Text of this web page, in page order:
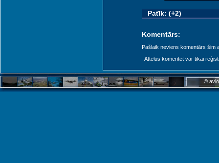
Patīk: (+2)
Komentārs:
Pašlaik neviens komentārs šim
Attēlus komentēt var tikai
©